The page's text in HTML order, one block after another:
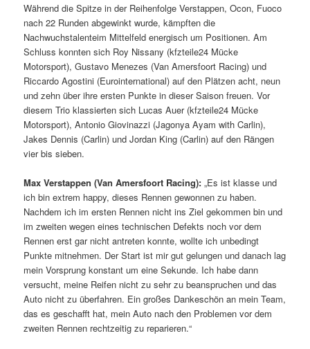
Während die Spitze in der Reihenfolge Verstappen, Ocon, Fuoco
nach 22 Runden abgewinkt wurde, kämpften die
Nachwuchstalenteim Mittelfeld energisch um Positionen. Am
Schluss konnten sich Roy Nissany (kfzteile24 Mücke
Motorsport), Gustavo Menezes (Van Amersfoort Racing) und
Riccardo Agostini (Eurointernational) auf den Plätzen acht, neun
und zehn über ihre ersten Punkte in dieser Saison freuen. Vor
diesem Trio klassierten sich Lucas Auer (kfzteile24 Mücke
Motorsport), Antonio Giovinazzi (Jagonya Ayam with Carlin),
Jakes Dennis (Carlin) und Jordan King (Carlin) auf den Rängen
vier bis sieben.
Max Verstappen (Van Amersfoort Racing): „Es ist klasse und
ich bin extrem happy, dieses Rennen gewonnen zu haben.
Nachdem ich im ersten Rennen nicht ins Ziel gekommen bin und
im zweiten wegen eines technischen Defekts noch vor dem
Rennen erst gar nicht antreten konnte, wollte ich unbedingt
Punkte mitnehmen. Der Start ist mir gut gelungen und danach lag
mein Vorsprung konstant um eine Sekunde. Ich habe dann
versucht, meine Reifen nicht zu sehr zu beanspruchen und das
Auto nicht zu überfahren. Ein großes Dankeschön an mein Team,
das es geschafft hat, mein Auto nach den Problemen vor dem
zweiten Rennen rechtzeitig zu reparieren.“